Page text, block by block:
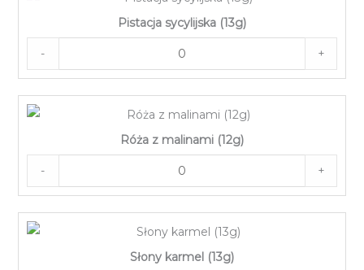
Pistacja sycylijska (13g)
- +
Róża z malinami (12g)
- +
Słony karmel (13g)